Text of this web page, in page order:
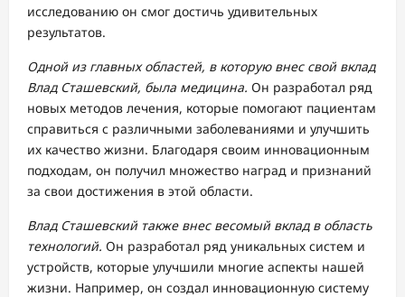
исследованию он смог достичь удивительных
результатов.
Одной из главных областей, в которую внес свой вклад
Влад Сташевский, была медицина. Он разработал ряд
новых методов лечения, которые помогают пациентам
справиться с различными заболеваниями и улучшить
их качество жизни. Благодаря своим инновационным
подходам, он получил множество наград и признаний
за свои достижения в этой области.
Влад Сташевский также внес весомый вклад в область
технологий. Он разработал ряд уникальных систем и
устройств, которые улучшили многие аспекты нашей
жизни. Например, он создал инновационную систему